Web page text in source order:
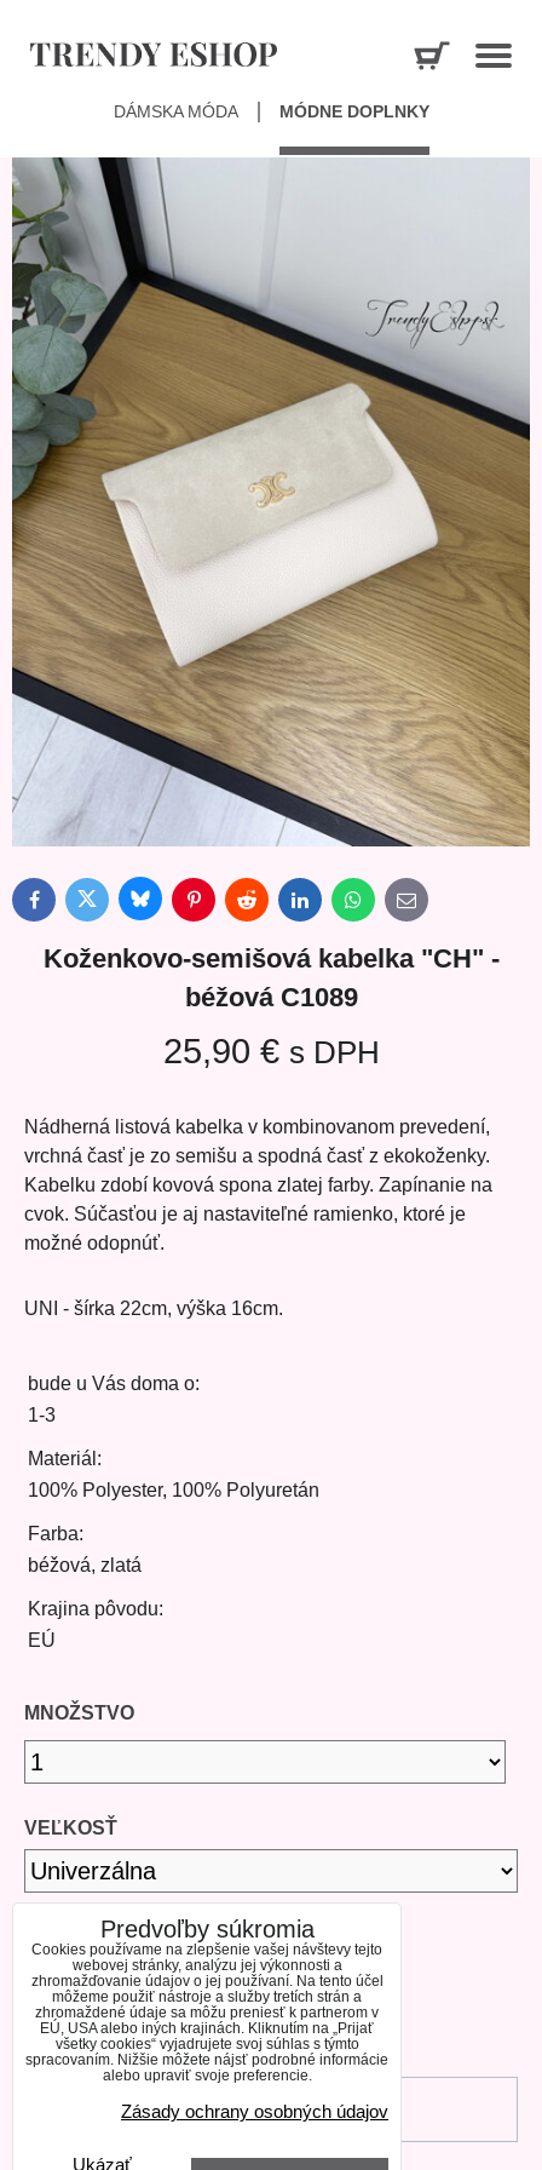
DÁMSKA MÓDA MÓDNE DOPLNKY
FacebookTwitter BlueskyPinterestReddit LinkedInWhatsApp
E-
mail
Koženkovo-semišová kabelka "CH" -
béžová C1089
25,90 € s DPH
Nádherná listová kabelka v kombinovanom prevedení,
vrchná časť je zo semišu a spodná časť z ekokoženky.
Kabelku zdobí kovová spona zlatej farby. Zapínanie na
cvok. Súčasťou je aj nastaviteľné ramienko, ktoré je
možné odopnúť.
UNI - šírka 22cm, výška 16cm.
bude u Vás doma o:
1-3
Materiál:
100% Polyester, 100% Polyuretán
Farba:
béžová, zlatá
Krajina pôvodu:
EÚ
MNOŽSTVO
VEĽKOSŤ
DOSTUPNOSŤ
SKLADOM
DO KOŠÍKA
Predvoľby súkromia
Cookies používame na zlepšenie vašej návštevy tejto
webovej stránky, analýzu jej výkonnosti a
zhromažďovanie údajov o jej používaní. Na tento účel
môžeme použiť nástroje a služby tretích strán a
zhromaždené údaje sa môžu preniesť k partnerom v
EÚ, USA alebo iných krajinách. Kliknutím na „Prijať
všetky cookies“ vyjadrujete svoj súhlas s týmto
spracovaním. Nižšie môžete nájsť podrobné informácie
alebo upraviť svoje preferencie.
Zásady ochrany osobných údajov
Ukázať